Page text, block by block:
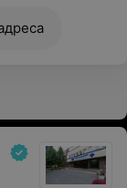
и очень
с
и
и